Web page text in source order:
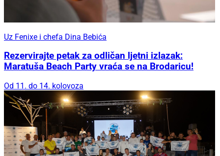
Uz Fenixe i chefa Dina Bebića
Rezervirajte petak za odličan ljetni izlazak:
Maratuša Beach Party vraća se na Brodaricu!
Od 11. do 14. kolovoza